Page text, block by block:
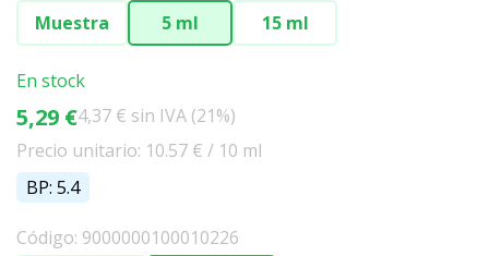
Muestra 5 ml 15 ml
En stock
5,29 €4,37 € sin IVA (21%)
Precio unitario: 10.57 € / 10 ml
BP: 5.4
Código: 9000000100010226